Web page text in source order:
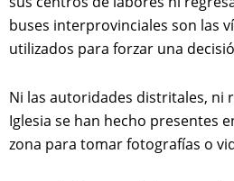
buses interprovinciales son las
utilizados para forzar una
Ni las autoridades distritales, ni
Iglesia se han hecho presentes
zona para tomar fotografías o